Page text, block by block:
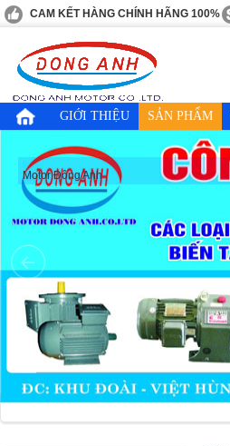
CAM KẾT HÀNG CHÍNH HÃNG 100%
GIỚI THIỆU SẢN PHẨM
Motor Đông Anh